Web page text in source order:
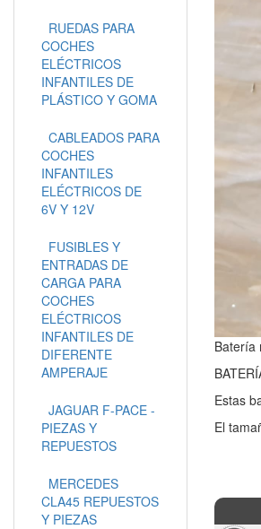
Batería
Estas
El
RUEDAS PARA
COCHES
ELÉCTRICOS
INFANTILES DE
PLÁSTICO Y GOMA
CABLEADOS PARA
COCHES
INFANTILES
ELÉCTRICOS DE
6V Y 12V
FUSIBLES Y
ENTRADAS DE
CARGA PARA
COCHES
ELÉCTRICOS
INFANTILES DE
DIFERENTE
AMPERAJE
JAGUAR F-PACE -
PIEZAS Y
REPUESTOS
MERCEDES
CLA45 REPUESTOS
Y PIEZAS